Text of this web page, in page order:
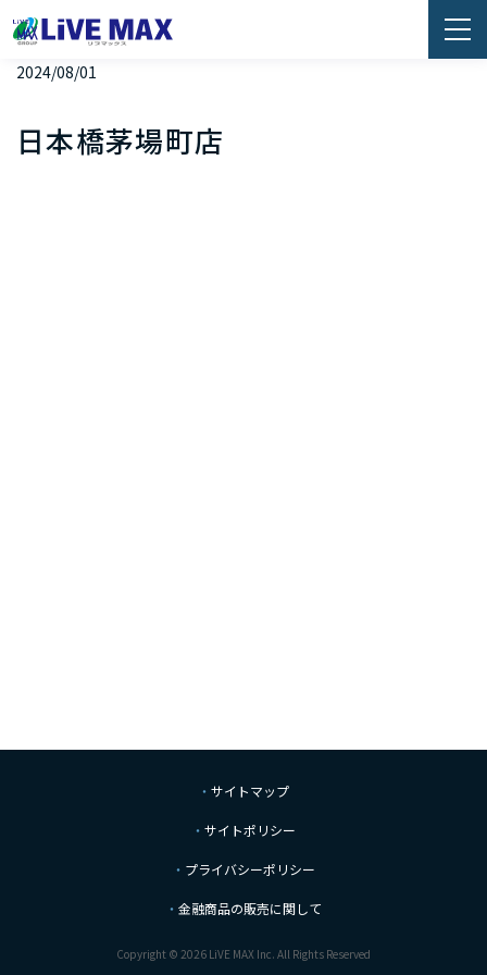
2024/08/01
日本橋茅場町店
サイトマップ
サイトポリシー
プライバシーポリシー
金融商品の販売に関して
Copyright © 2026 LiVE MAX Inc. All Rights Reserved